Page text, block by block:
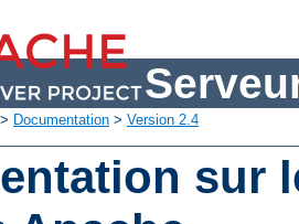
> Documentation > Version 2.4
sur